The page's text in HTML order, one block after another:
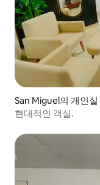
San Miguel의 개인실
현대적인 객실.